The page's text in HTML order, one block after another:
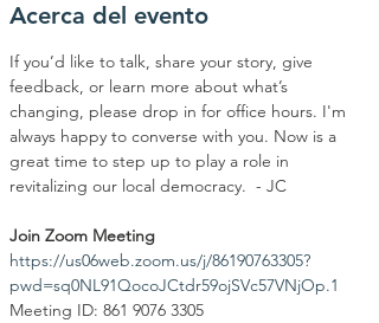
Acerca del evento
If you’d like to talk, share your story, give
feedback, or learn more about what’s
changing, please drop in for office hours. I'm
always happy to converse with you. Now is a
great time to step up to play a role in
revitalizing our local democracy.  - JC
Join Zoom Meeting
https://us06web.zoom.us/j/86190763305?
pwd=sq0NL91QocoJCtdr59ojSVc57VNjOp.1
Meeting ID: 861 9076 3305